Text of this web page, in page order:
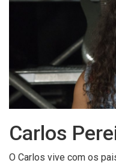
Carlos
O Carlos vive com os